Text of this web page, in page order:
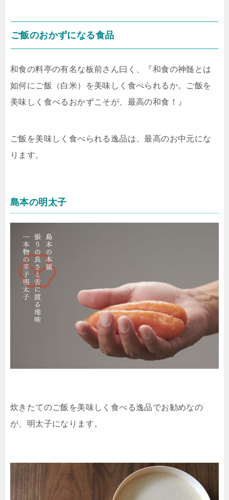
ご飯のおかずになる食品
和食の料亭の有名な板前さん曰く、『和食の神髄とは
如何にご飯（白米）を美味しく食べられるか。ご飯を
美味しく食べるおかずこそが、最高の和食！』
ご飯を美味しく食べられる逸品は、最高のお中元にな
ります。
島本の明太子
炊きたてのご飯を美味しく食べる逸品でお勧めなの
が、明太子になります。